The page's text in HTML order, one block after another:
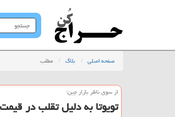
جستجو
در
صفحه اصلی بلاگ مطلب
از سوی ناظر بازار چین؛
تویوتا به دلیل تقلب در